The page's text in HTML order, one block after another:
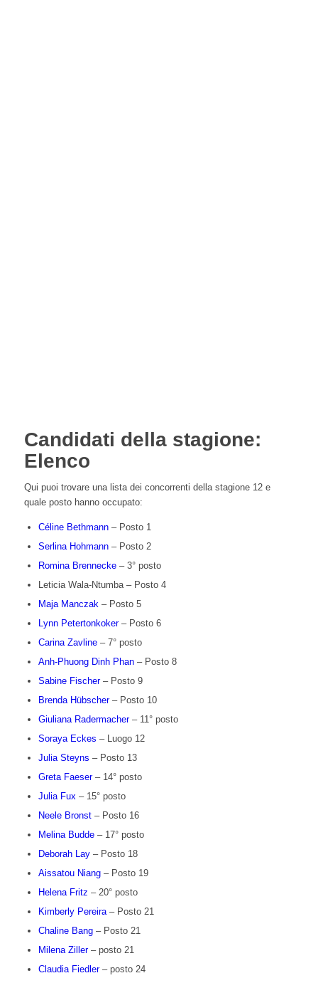
Candidati della stagione:
Elenco
Qui puoi trovare una lista dei concorrenti della stagione 12 e
quale posto hanno occupato:
Céline Bethmann– Posto 1
Serlina Hohmann– Posto 2
Romina Brennecke– 3° posto
Leticia Wala-Ntumba – Posto 4
Maja Manczak– Posto 5
Lynn Petertonkoker– Posto 6
Carina Zavline– 7° posto
Anh-Phuong Dinh Phan– Posto 8
Sabine Fischer– Posto 9
Brenda Hübscher– Posto 10
Giuliana Radermacher– 11° posto
Soraya Eckes – Luogo 12
Julia Steyns – Posto 13
Greta Faeser– 14° posto
Julia Fux– 15° posto
Neele Bronst– Posto 16
Melina Budde– 17° posto
Deborah Lay– Posto 18
Aissatou Niang– Posto 19
Helena Fritz – 20° posto
Kimberly Pereira– Posto 21
Chaline Bang– Posto 21
Milena Ziller– posto 21
Claudia Fiedler– posto 24